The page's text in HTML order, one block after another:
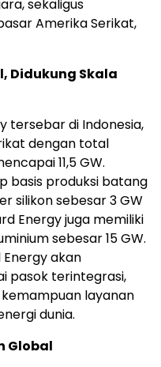
sekaligus
Amerika Serikat,
Didukung Skala
tersebar di Indonesia,
dengan total
11,5 GW.
basis produksi batang
silikon sebesar 3 GW
Energy juga memiliki
sebesar 15 GW.
akan
pasok terintegrasi,
layanan
dunia.
Global